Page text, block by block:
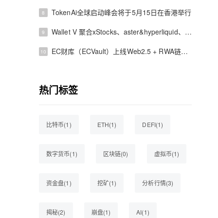
8 TokenAi全球启动峰会将于5月15日在香港举行
9 Wallet V 聚合xStocks、aster&hyperliquid、polymarket——不用开户、不用 KYC，在手机上直接买美股、做合约、玩预测市场
10 EC财库（ECVault）上线Web2.5 + RWA链上财库系统，探索真实资产上链与链上配置新路径
热门标签
比特币(1) ETH(1) DEFI(1)
数字货币(1) 区块链(0) 虚拟币(1)
资金盘(1) 挖矿(1) 分析行情(3)
揭秘(2) 崩盘(1) AI(1)